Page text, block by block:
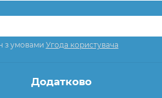
з умовами Угода користувача
Додатково